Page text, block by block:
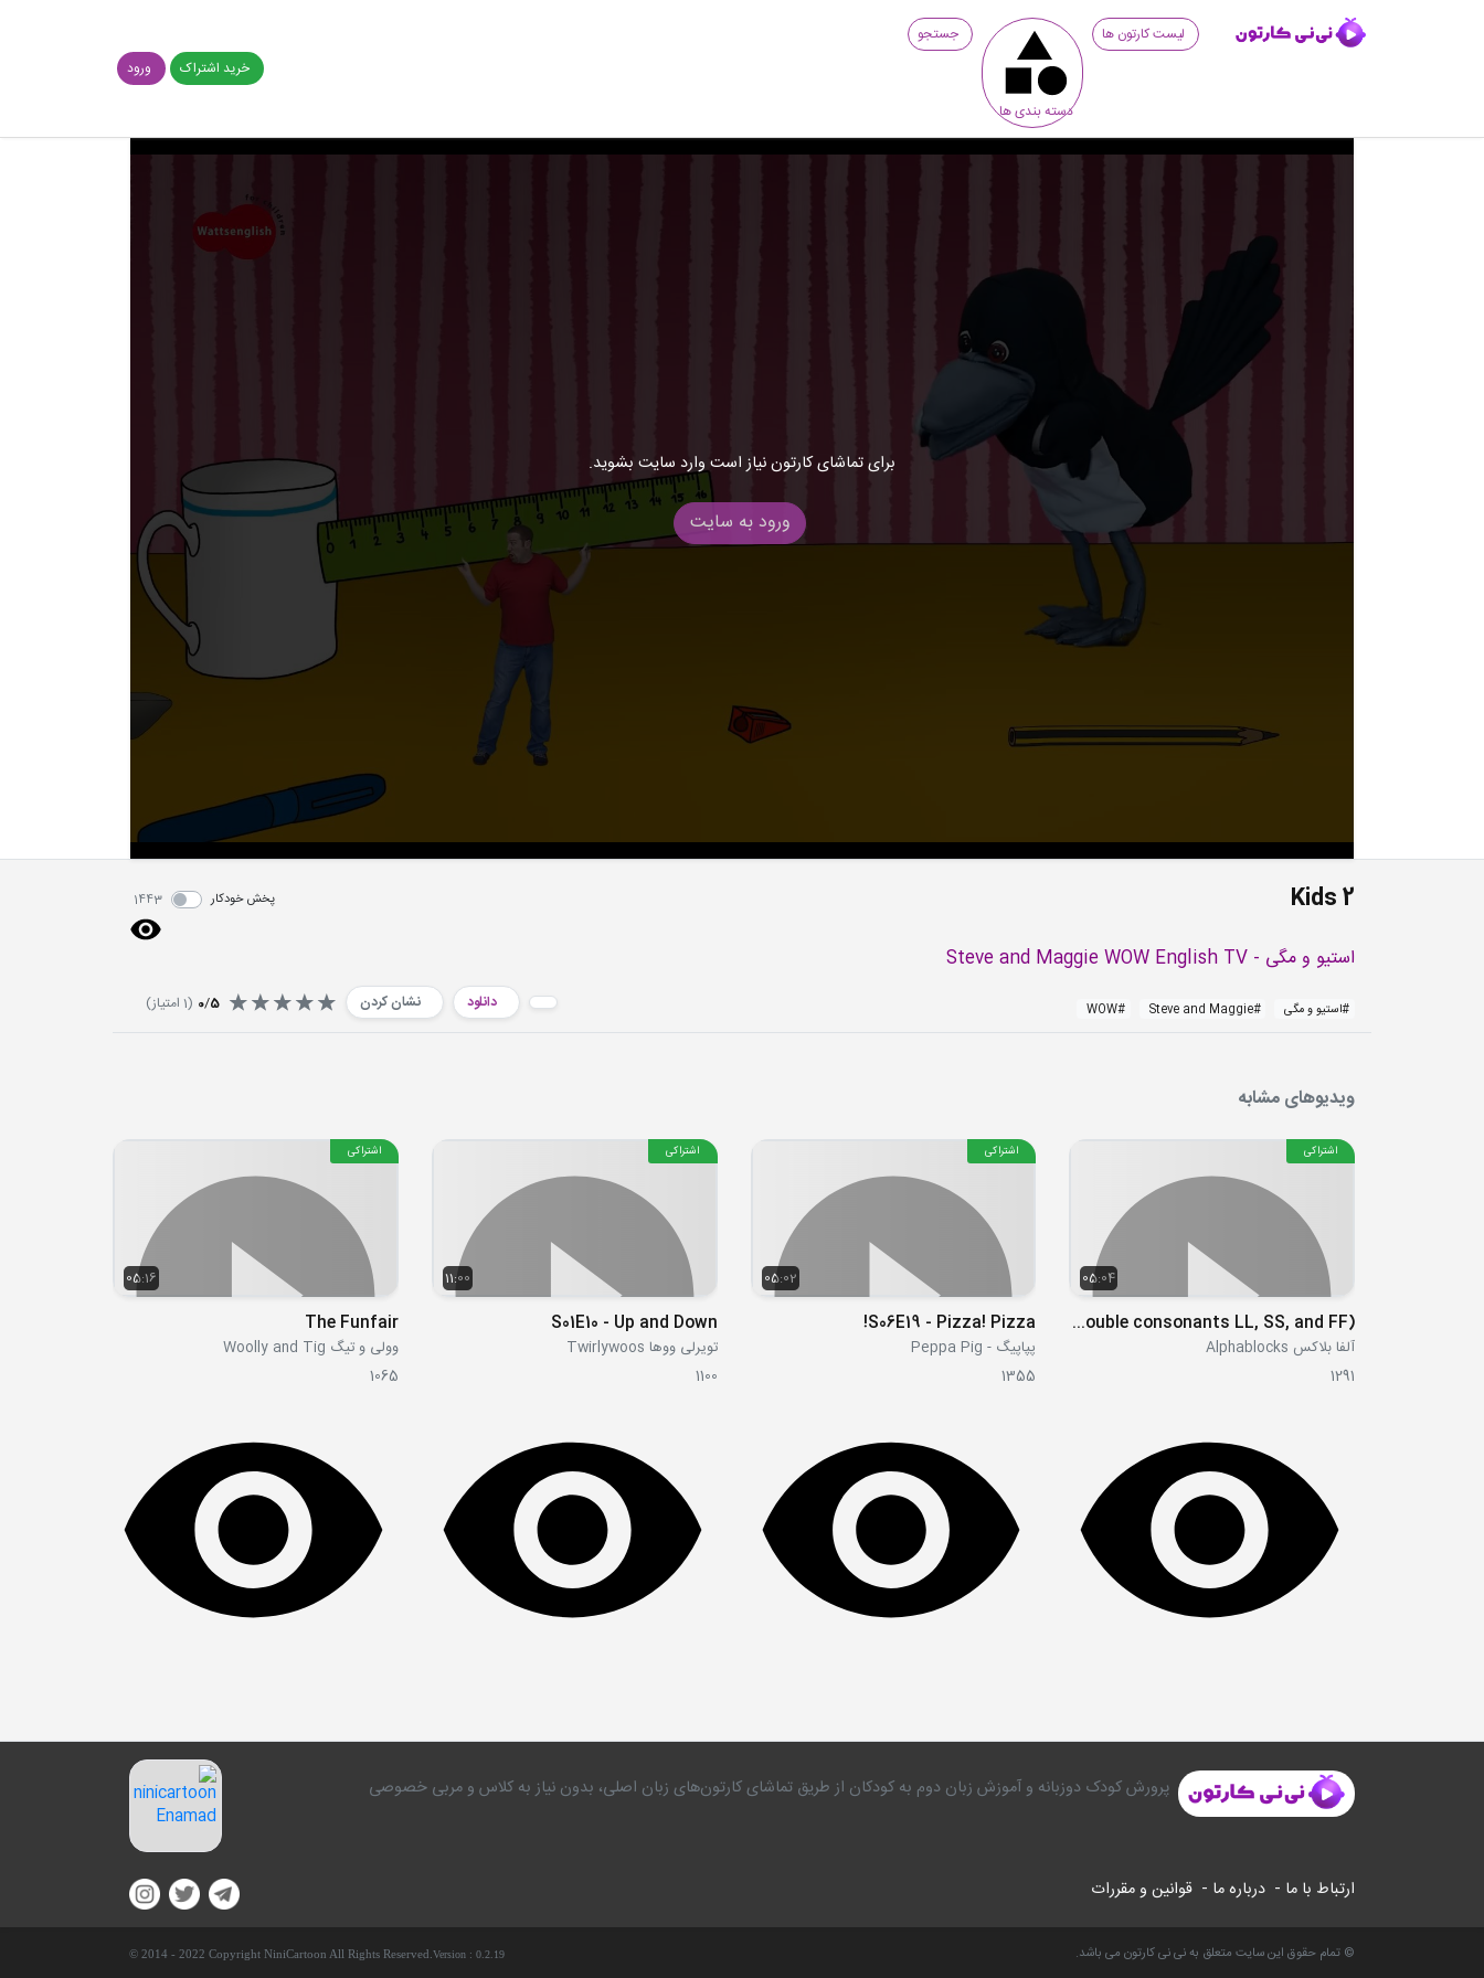
لیست کارتون ها
دسته بندی ها
جستجو
خرید اشتراک
ورود
برای تماشای کارتون نیاز است وارد سایت بشوید.
ورود به سایت
Kids 2 پخش خودکار 1443
استیو و مگی - Steve and Maggie WOW English TV
#استیو و مگی #
Steve and Maggie
#
WOW دانلود نشان کردن 0/5
(
1 امتیاز)
ویدیوهای مشابه
05:04
اشتراکی
S02E13 - Hill (double consonants LL, SS, and FF)
آلفا بلاکس Alphablocks
1291
05:02
اشتراکی
S06E19 - Pizza! Pizza!
پپاپیگ - Peppa Pig
1355
11:00
اشتراکی
S01E10 - Up and Down
تویرلی ووها Twirlywoos
1100
05:16
اشتراکی
The Funfair
وولی و تیگ Woolly and Tig
1065
پرورش کودک دوزبانه و آموزش زبان دوم به کودکان از طریق تماشای کارتون‌های زبان اصلی، بدون نیاز به کلاس و مربی خصوصی
ارتباط با ما - درباره ما - قوانین و مقررات
© تمام حقوق این سایت متعلق به نی نی کارتون می باشد. © 2014 - 2022 Copyright NiniCartoon All Rights Reserved. Version : 0.2.19